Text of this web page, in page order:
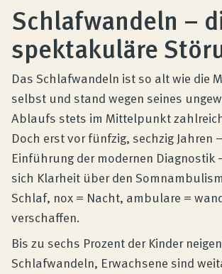
Kundenbewertungen
Produktberatung
Unternehmen
Kontakt
Magazin
Schlafwandeln –
spektakuläre
Das Schlafwandeln ist so alt wie die
selbst und stand wegen seines
Ablaufs stets im Mittelpunkt
Doch erst vor fünfzig, sechzig Jahren
Einführung der modernen Diagnostik
sich Klarheit über den
Schlaf, nox = Nacht, ambulare =
verschaffen.
Bis zu sechs Prozent der Kinder
Schlafwandeln, Erwachsene sind